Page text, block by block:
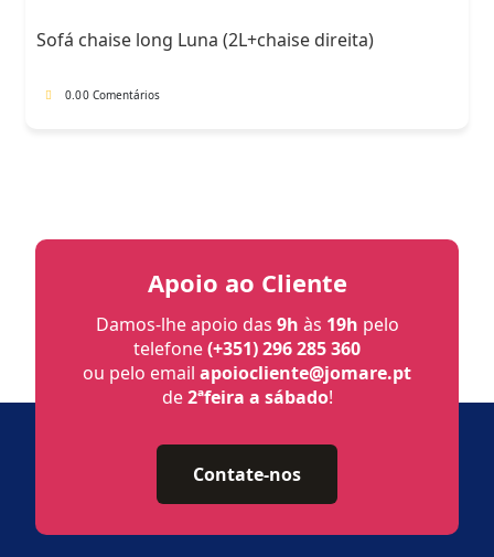
1
1
Sofá chaise long Luna (2L+chaise direita)
0.00 Comentários
Apoio ao Cliente
Damos-lhe apoio das 9h às 19h pelo
telefone(+351) 296 285 360
ou pelo email apoiocliente@jomare.pt
de2ªfeira a sábado!
Contate-nos